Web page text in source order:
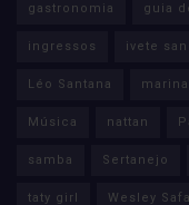
gastronomia guia
ingressos ivete
Léo Santana
Música nattan
samba Sertanejo
taty girl Wesley